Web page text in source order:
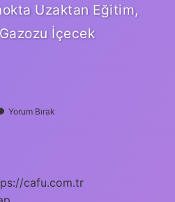
Uzaktan Eğitim,
İçecek
Yorum Bırak
cafu.com.tr